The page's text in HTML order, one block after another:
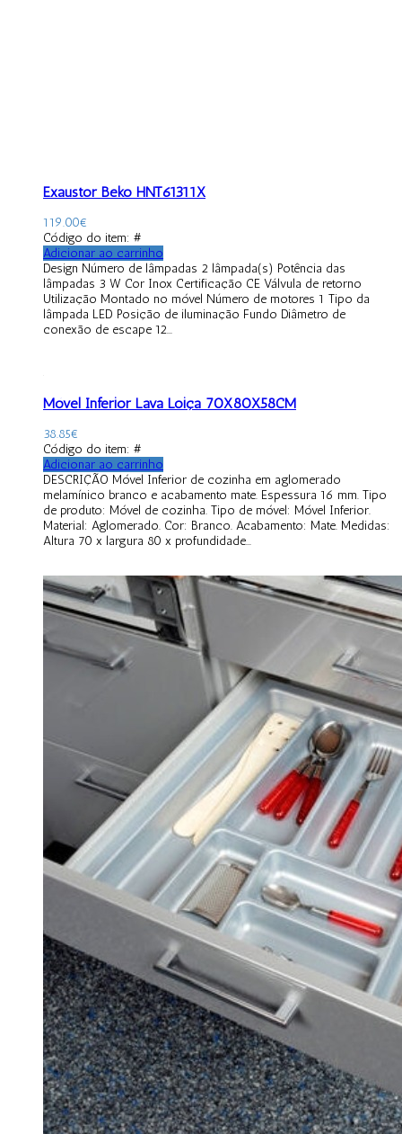
Exaustor Beko HNT61311X
119.00€
Código do item: #
Adicionar ao carrinho
Design Número de lâmpadas 2 lâmpada(s) Potência das
lâmpadas 3 W Cor Inox Certificação CE Válvula de retorno
Utilização Montado no móvel Número de motores 1 Tipo da
lâmpada LED Posição de iluminação Fundo Diâmetro de
conexão de escape 12...
Móvel Inferior Lava Loiça 70X80X58CM
38.85€
Código do item: #
Adicionar ao carrinho
DESCRIÇÃO Móvel Inferior de cozinha em aglomerado
melamínico branco e acabamento mate. Espessura 16 mm. Tipo
de produto: Móvel de cozinha. Tipo de móvel: Móvel Inferior.
Material: Aglomerado. Cor: Branco. Acabamento: Mate. Medidas:
Altura 70 x largura 80 x profundidade...